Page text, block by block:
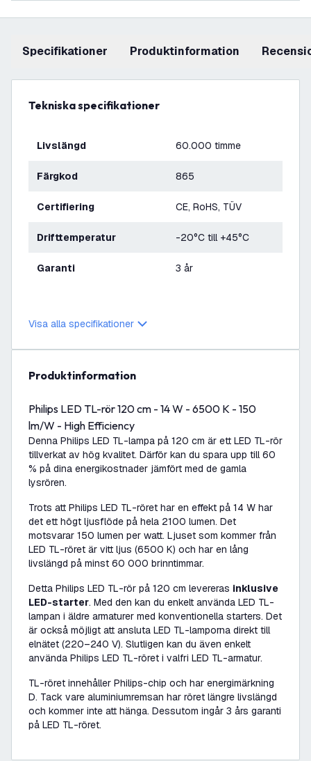
Specifikationer produktinformation
Tekniska specifikationer
Livslängd 60.000 timme
Färgkod 865
Certifiering CE, RoHS, TÜV
Drifttemperatur -20°C till +45°C
Garanti 3 år
Visa alla specifikationer
produktinformation
Philips LED TL-rör 120 cm - 14 W - 6500 K - 150
lm/W - High Efficiency
Denna Philips LED TL-lampa på 120 cm är ett LED TL-rör
tillverkat av hög kvalitet. Därför kan du spara upp till 60
% på dina energikostnader jämfört med de gamla
lysrören.
Trots att Philips LED TL-röret har en effekt på 14 W har
det ett högt ljusflöde på hela 2100 lumen. Det
motsvarar 150 lumen per watt. Ljuset som kommer från
LED TL-röret är vitt ljus (6500 K) och har en lång
livslängd på minst 60 000 brinntimmar.
Detta Philips LED TL-rör på 120 cm levereras inklusive
LED-starter. Med den kan du enkelt använda LED TL-
lampan i äldre armaturer med konventionella starters. Det
är också möjligt att ansluta LED TL-lamporna direkt till
elnätet (220–240 V). Slutligen kan du även enkelt
använda Philips LED TL-röret i valfri LED TL-armatur.
TL-röret innehåller Philips-chip och har energimärkning
D. Tack vare aluminiumremsan har röret längre livslängd
och kommer inte att hänga. Dessutom ingår 3 års garanti
på LED TL-röret.